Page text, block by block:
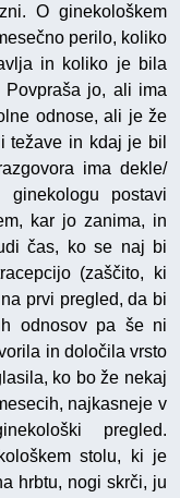
O ginekološkem
perilo, koliko
in koliko je bila
jo, ali ima
odnose, ali je že
težave in kdaj je bil
ima dekle/
postavi
kar jo zanima, in
čas, ko se naj bi
(zaščito, ki
prvi pregled, da bi
odnosov pa še ni
in določila vrsto
ko bo že nekaj
najkasneje v
pregled.
stolu, ki je
hrbtu, nogi skrči, ju